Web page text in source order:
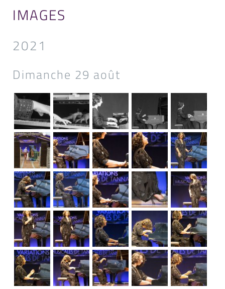
IMAGES
2021
Dimanche 29 août